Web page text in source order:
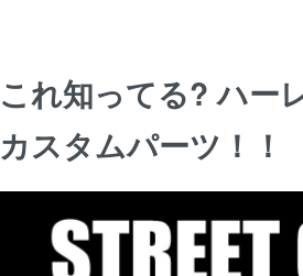
これ知ってる? ハー
カスタムパーツ！！